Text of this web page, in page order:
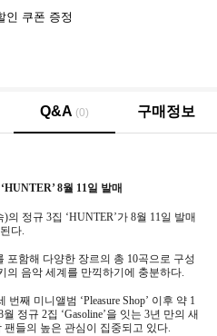
인 쿠폰 증정
Q&A (0) 구매정보
‘HUNTER’ 8월 11 일 발매
)의 정규 3집 ‘HUNTER’가 8월 11 일 발매
된다
포함해 다양한 장르의 총 10곡으로 구성
의 음악 세계를 만끽하기에 충분하다.
번째 미니앨범 ‘Pleasure Shop’ 이후 약 1
월 정규 2집 ‘Gasoline’을 잇는 3년 만의 새
팬들의 높은 관심이 집중되고 있다.